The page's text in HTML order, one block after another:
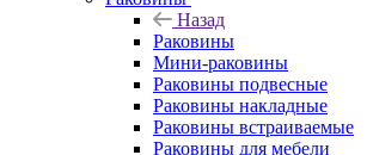
Назад
Раковины
Мини-раковины
Раковины подвесные
Раковины накладные
Раковины встраиваемые
Раковины для мебели